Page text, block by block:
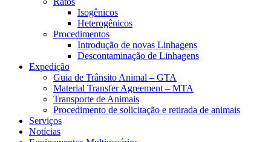
Isogênicos
Heterogênicos
Procedimentos
Introdução de novas Linhagens
Descontaminação de Linhagens
Expedição
Guia de Trânsito Animal – GTA
Material Transfer Agreement – MTA
Transporte de Animais
Procedimento de solicitação e retirada de animais
Serviços
Notícias